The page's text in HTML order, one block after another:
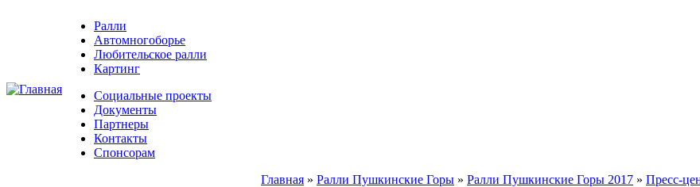
Ралли
Автомногоборье
Любительское ралли
Картинг
Социальные проекты
Документы
Партнеры
Контакты
Спонсорам
Главная » Ралли Пушкинские Горы » Ралли Пушкинские Горы 2017 » Пресс-